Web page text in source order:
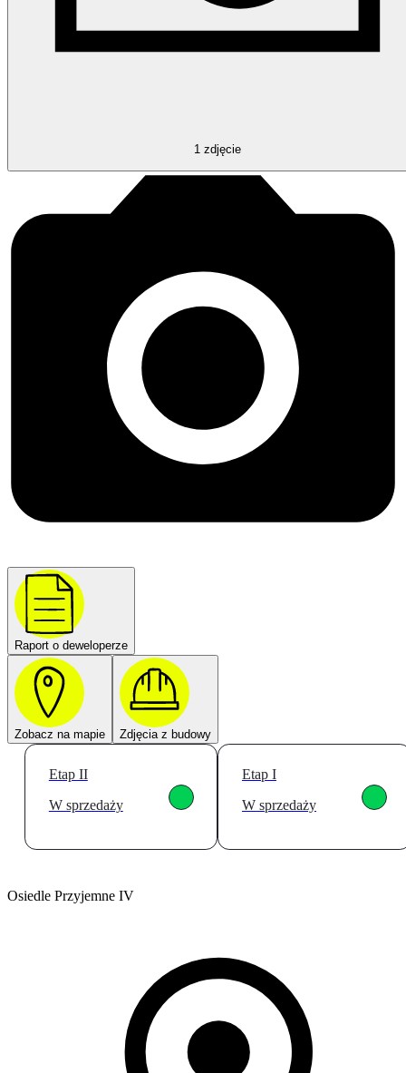
1 zdjęcie
Raport o deweloperze
Zobacz na mapie Zdjęcia z budowy
Etap II
W sprzedaży
Etap I
W sprzedaży
Osiedle Przyjemne IV